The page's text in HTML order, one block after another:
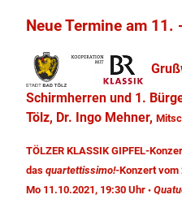
Neue Termine am 11.
Schirmherren und 1.
Tölz, Dr. Ingo Mehner,
TÖLZER KLASSIK GIPFEL-
das quartettissimo!-Konzert vom
Mo 11.10.2021, 19:30 Uhr •